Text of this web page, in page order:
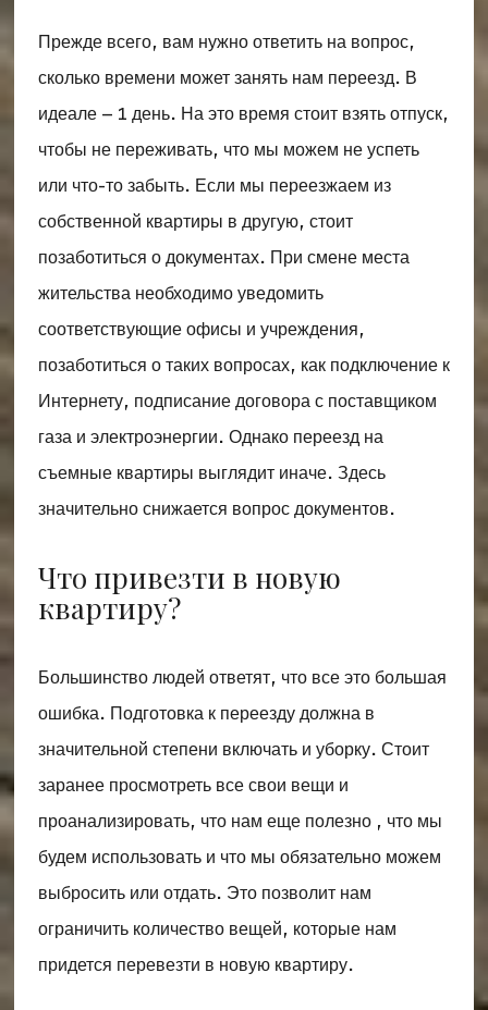
Прежде всего, вам нужно ответить на вопрос,
сколько времени может занять нам переезд. В
идеале – 1 день. На это время стоит взять отпуск,
чтобы не переживать, что мы можем не успеть
или что-то забыть. Если мы переезжаем из
собственной квартиры в другую, стоит
позаботиться о документах. При смене места
жительства необходимо уведомить
соответствующие офисы и учреждения,
позаботиться о таких вопросах, как подключение к
Интернету, подписание договора с поставщиком
газа и электроэнергии. Однако переезд на
съемные квартиры выглядит иначе. Здесь
значительно снижается вопрос документов.
Что привезти в новую
квартиру?
Большинство людей ответят, что все это большая
ошибка. Подготовка к переезду должна в
значительной степени включать и уборку. Стоит
заранее просмотреть все свои вещи и
проанализировать, что нам еще полезно , что мы
будем использовать и что мы обязательно можем
выбросить или отдать. Это позволит нам
ограничить количество вещей, которые нам
придется перевезти в новую квартиру.